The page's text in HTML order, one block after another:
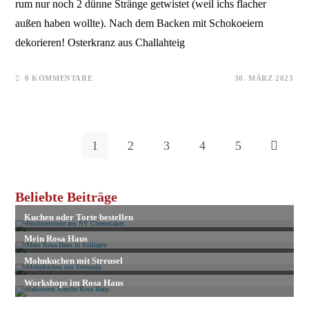
rum nur noch 2 dünne Stränge getwistet (weil ichs flacher
außen haben wollte). Nach dem Backen mit Schokoeiern
dekorieren! Osterkranz aus Challahteig
0 KOMMENTARE 30. MÄRZ 2023
1 2 3 4 5
Beliebte Beiträge